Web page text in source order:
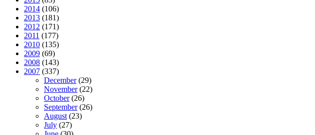
2014 (106)
2013 (181)
2012 (171)
2011 (177)
2010 (135)
2009 (69)
2008 (143)
2007 (337)
December(29)
November(22)
October(26)
September(26)
August (23)
July (27)